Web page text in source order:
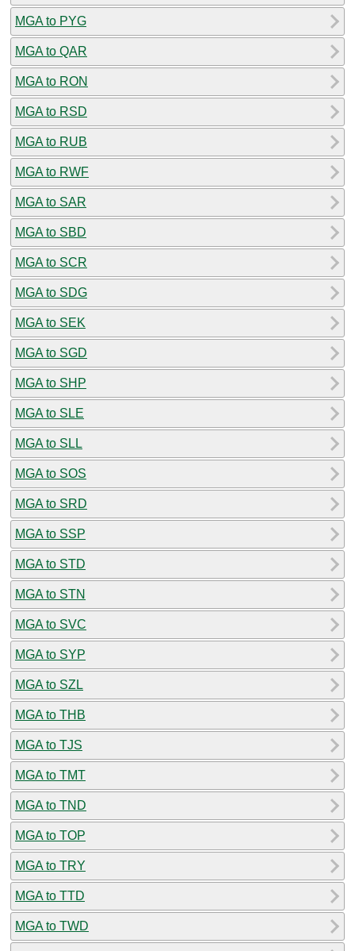
MGA to PYG
MGA to QAR
MGA to RON
MGA to RSD
MGA to RUB
MGA to RWF
MGA to SAR
MGA to SBD
MGA to SCR
MGA to SDG
MGA to SEK
MGA to SGD
MGA to SHP
MGA to SLE
MGA to SLL
MGA to SOS
MGA to SRD
MGA to SSP
MGA to STD
MGA to STN
MGA to SVC
MGA to SYP
MGA to SZL
MGA to THB
MGA to TJS
MGA to TMT
MGA to TND
MGA to TOP
MGA to TRY
MGA to TTD
MGA to TWD